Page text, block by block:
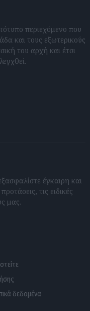
περιεχόμενο που
και τους εξωτερικούς
του αρχή και έτσι
έγκαιρη και
τις ειδικές
μας.
δεδομένα